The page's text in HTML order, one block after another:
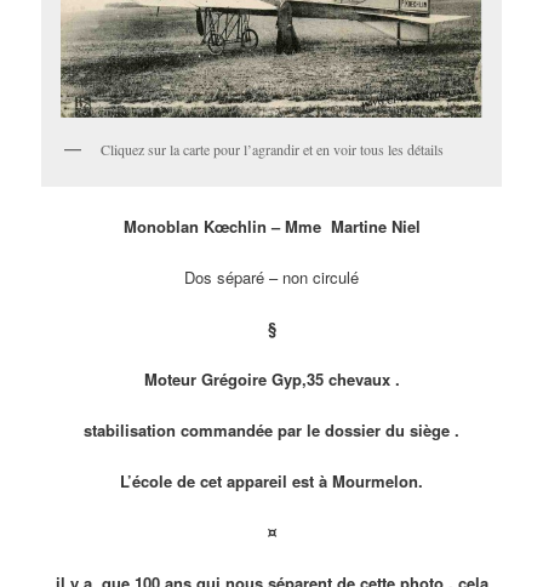
Cliquez sur la carte pour l’agrandir et en voir tous les détails
Monoblan Kœchlin – Mme Martine Niel
Dos séparé – non circulé
§
Moteur Grégoire Gyp,35 chevaux .
stabilisation commandée par le dossier du siège .
L’école de cet appareil est à Mourmelon.
¤